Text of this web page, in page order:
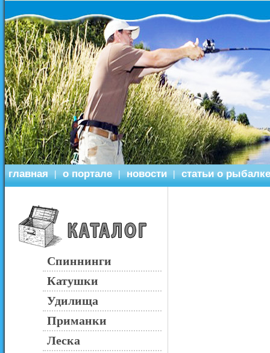
главная | о портале | новости | статьи о рыбалке
Спиннинги
Катушки
Удилища
Приманки
Леска